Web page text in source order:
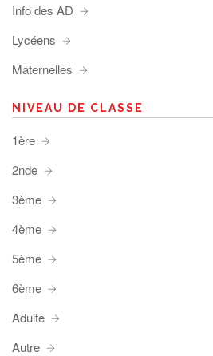
Info des AD
Lycéens
Maternelles
NIVEAU DE CLASSE
1ère
2nde
3ème
4ème
5ème
6ème
Adulte
Autre